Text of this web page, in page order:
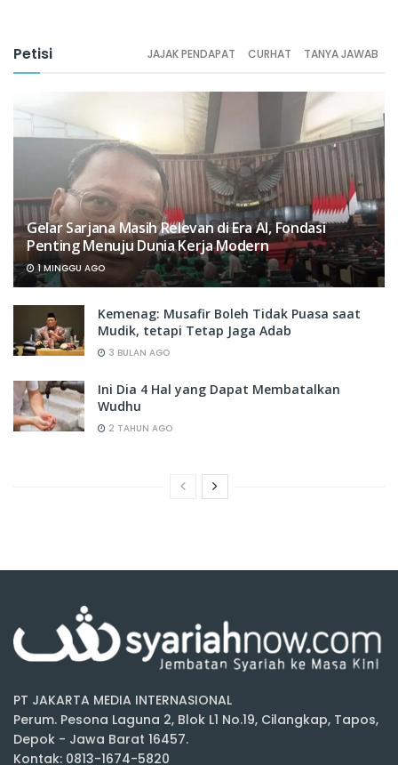
Petisi JAJAK PENDAPAT CURHAT TANYA JAWAB
Gelar Sarjana Masih Relevan di Era AI, Fondasi
Penting Menuju Dunia Kerja Modern
1 MINGGU AGO
Kemenag: Musafir Boleh Tidak Puasa saat
Mudik, tetapi Tetap Jaga Adab
3 BULAN AGO
Ini Dia 4 Hal yang Dapat Membatalkan
Wudhu
2 TAHUN AGO
PT JAKARTA MEDIA INTERNASIONAL
Perum. Pesona Laguna 2, Blok L1 No.19, Cilangkap, Tapos,
Depok - Jawa Barat 16457.
Kontak: 0813-1674-5820